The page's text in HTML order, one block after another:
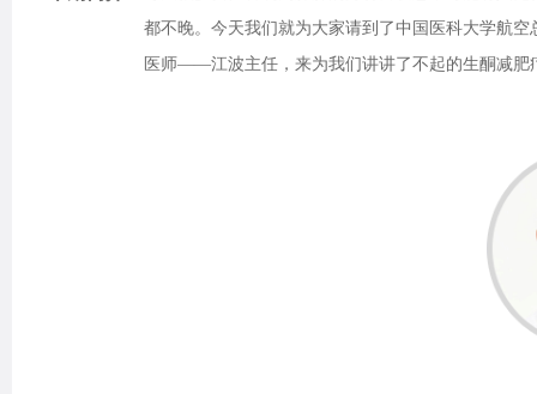
都不晚。今天我们就为大家请到了中国医科大学航
医师——江波主任，来为我们讲讲了不起的生酮减肥